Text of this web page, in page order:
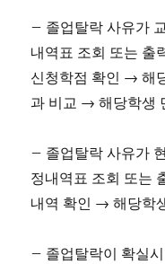
– 졸업탈락 사유가
내역표 조회 또는
신청학점 확인 → 해
과 비교 → 해당학생
– 졸업탈락 사유가
정내역표 조회 또는
내역 확인 → 해당학
– 졸업탈락이 확실